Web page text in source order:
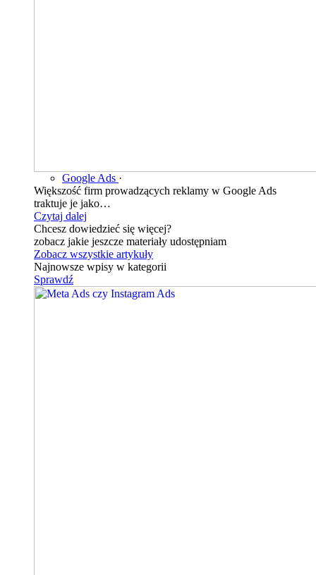
Google Ads ·
Większość firm prowadzących reklamy w Google Ads
traktuje je jako…
Czytaj dalej
Chcesz dowiedzieć się więcej?
zobacz jakie jeszcze materiały udostępniam
Zobacz wszystkie artykuły
Najnowsze wpisy w kategorii
Sprawdź